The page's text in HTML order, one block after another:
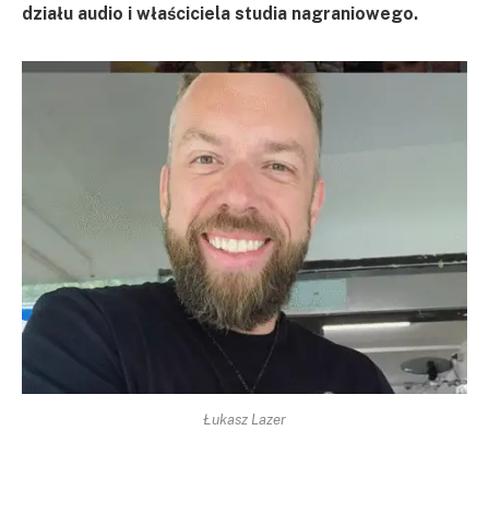
działu audio i właściciela studia nagraniowego.
Łukasz Lazer